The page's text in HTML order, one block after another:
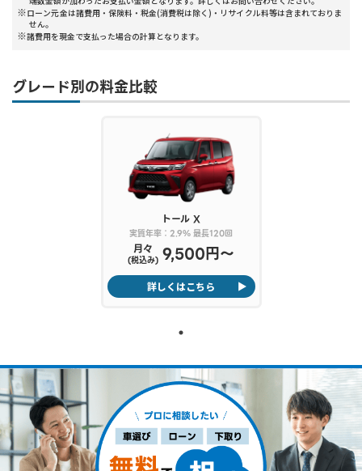
ローン元金は諸費用・保険料・税金(消費税は除く)・リサイクル料等は含まれておりま
せん。
諸費用を現金で支払った場合の計算となります。
グレード別の料金比較
トール X
実質年率：2.9% 最長120回
月々
(税込み) 9,500円〜
詳しくはこちら